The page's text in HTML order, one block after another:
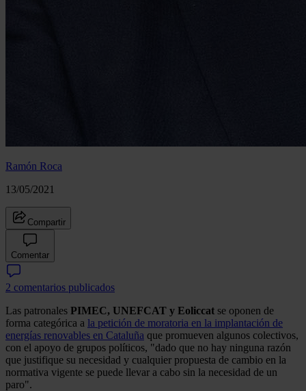
Ramón Roca
13/05/2021
Compartir
Comentar
2 comentarios publicados
Las patronales PIMEC, UNEFCAT y Eoliccat se oponen de
forma categórica a la petición de moratoria en la implantación de
energías renovables en Cataluña que promueven algunos colectivos,
con el apoyo de grupos políticos, "dado que no hay ninguna razón
que justifique su necesidad y cualquier propuesta de cambio en la
normativa vigente se puede llevar a cabo sin la necesidad de un
paro".